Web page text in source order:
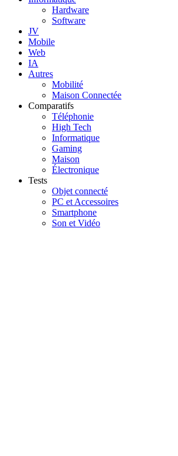
Hardware
Software
JV
Mobile
Web
IA
Autres
Mobilité
Maison Connectée
Comparatifs
Téléphonie
High Tech
Informatique
Gaming
Maison
Électronique
Tests
Objet connecté
PC et Accessoires
Smartphone
Son et Vidéo